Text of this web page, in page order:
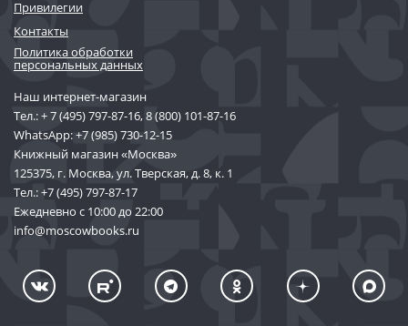
Привилегии
Контакты
Политика обработки
персональных данных
Наш интернет-магазин
Тел.:+ 7 (495) 797-87-16,8 (800) 101-87-16
WhatsApp:+7 (985) 730-12-15
Книжный магазин «Москва»
125375, г. Москва, ул. Тверская, д. 8, к. 1
Тел.:+7 (495) 797-87-17
Ежедневно с 10:00 до 22:00
info@moscowbooks.ru